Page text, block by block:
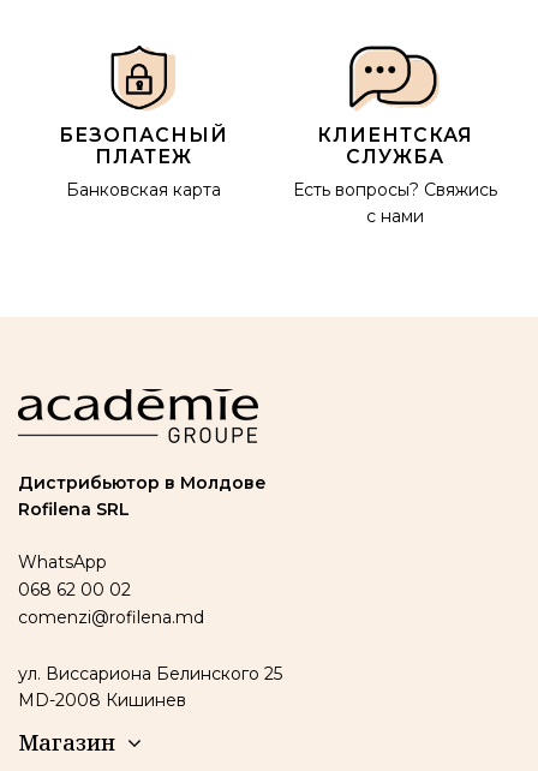
БЕЗОПАСНЫЙ
ПЛАТЕЖ
Банковская карта
КЛИЕНТСКАЯ
СЛУЖБА
Есть вопросы? Свяжись
с нами
Магазин
068 62 00 02
comenzi@rofilena.md
ул. Виссариона Белинского 25
MD-2008 Кишинев
Дистрибьютор в Молдове
Rofilena SRL
WhatsApp